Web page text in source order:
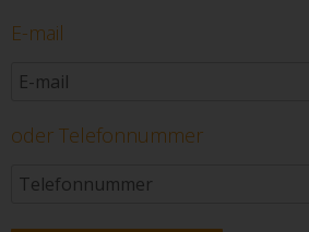
E-mail
oder Telefonnummer